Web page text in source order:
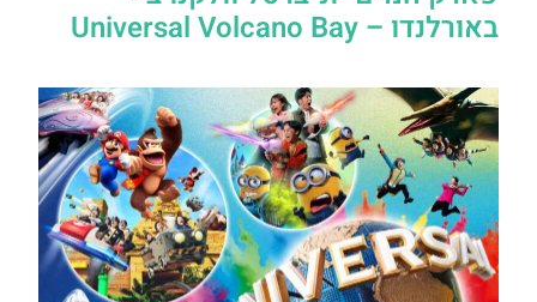
באורלנדו – Universal Volcano Bay